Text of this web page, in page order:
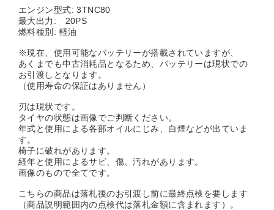
エンジン型式: 3TNC80
最大出力: 20PS
燃料種別: 軽油
※現在、使用可能なバッテリーが搭載されていますが、
あくまでも中古消耗品となるため、バッテリーは現状での
お引渡しとなります。
（使用寿命の保証はありません）
刃は現状です。
タイヤの状態は画像でご判断ください。
年式と使用による各部オイルにじみ、白煙などが出ていま
す。
椅子に破れがあります。
経年と使用によるサビ、傷、汚れがあります。
画像のもので全てです。
こちらの商品は落札後のお引渡し前に最終点検を要します
（商品説明範囲内の点検代は落札金額に含まれます）。